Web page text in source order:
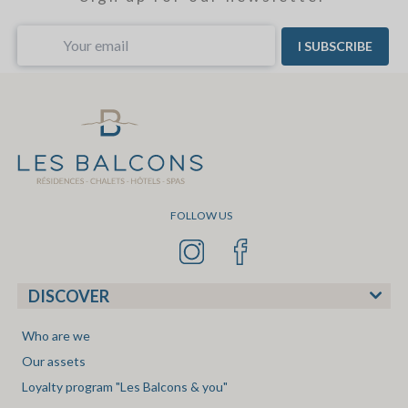
ravis et personne ne sera laissé pour compte. La Plagne en
été, c’est magnifique et plein de vie.
I SUBSCRIBE
FOLLOW US
DISCOVER
Who are we
Our assets
Loyalty program "Les Balcons & you"